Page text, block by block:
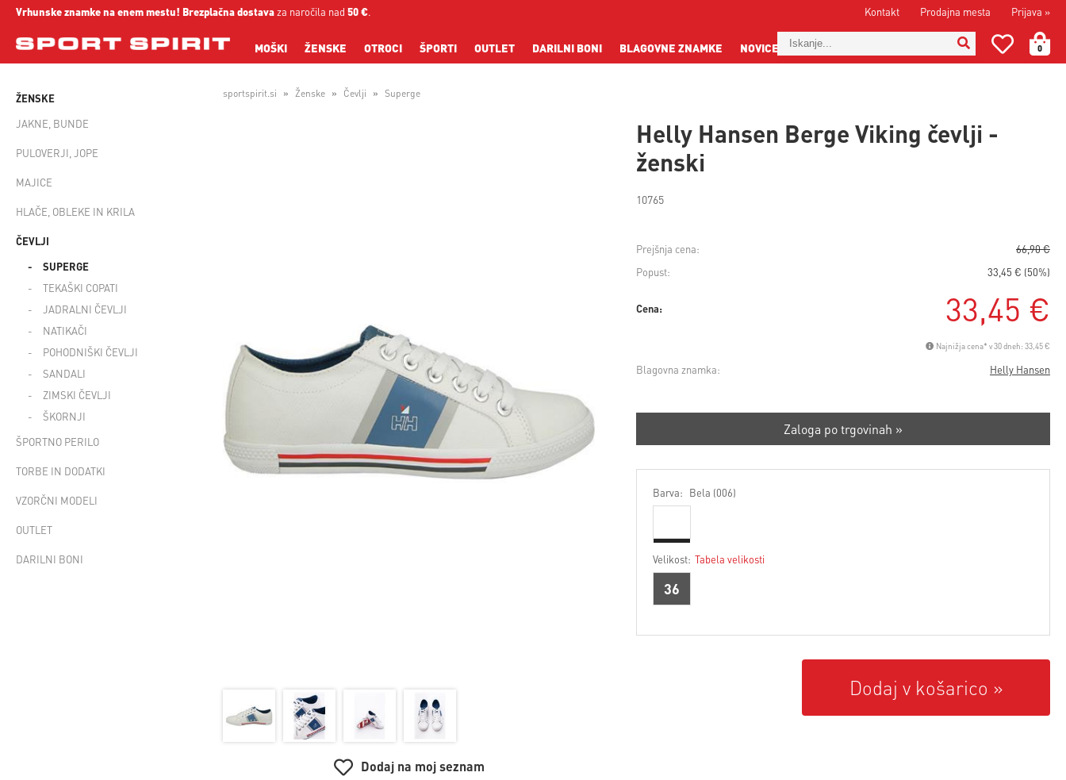
Prijava »
Kontakt Prodajna mesta
Vrhunske znamke na enem mestu! Brezplačna dostavaza naročila nad 50 €.
0
MOŠKI ŽENSKE OTROCI ŠPORTI OUTLET DARILNI BONI BLAGOVNE ZNAMKE NOVICE
ŽENSKE
JAKNE, BUNDE
PULOVERJI, JOPE
MAJICE
HLAČE, OBLEKE IN KRILA
ČEVLJI
SUPERGE
TEKAŠKI COPATI
JADRALNI ČEVLJI
NATIKAČI
POHODNIŠKI ČEVLJI
SANDALI
ZIMSKI ČEVLJI
ŠKORNJI
ŠPORTNO PERILO
TORBE IN DODATKI
VZORČNI MODELI
OUTLET
DARILNI BONI
sportspirit.si Ženske Čevlji Superge
Helly Hansen Berge Viking čevlji -
ženski
10765
Dodaj na moj seznam
Prejšnja cena:
66,90 €
Popust:
33,45 € (50%)
Cena: 33,45 €
Najnižja cena* v 30 dneh: 33,45 €
Blagovna znamka: Helly Hansen
Zaloga po trgovinah »
Barva: Bela (006)
Velikost: Tabela velikosti
36
Dodaj v košarico